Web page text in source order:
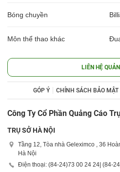
Bóng chuyền
Môn thể thao khác
LIÊN HỆ
GÓP Ý CHÍNH SÁCH BẢO MẬT
Công Ty Cổ Phần Quảng Cáo
TRỤ SỞ HÀ NỘI
Tầng 12, Tòa nhà Geleximco , 36
Hà Nội
Điện thoại: (84-24)73 00 24 24 | (84-